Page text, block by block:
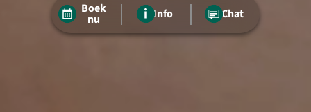
Boek
nu Info Chat